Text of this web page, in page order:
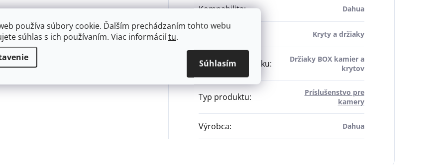
používa súbory cookie. Ďalším prechádzaním tohto webu
súhlas s ich používaním. Viac informáciítu.
Súhlasím
Kompabilita: Dahua
Kryty a držiaky
Typ krytu a držiaku:
Držiaky BOX kamier a
krytov
Typ produktu:
Príslušenstvo pre
kamery
Výrobca: Dahua